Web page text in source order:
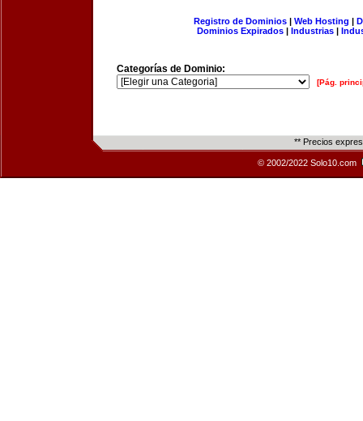
Registro de Dominios| Web Hosting |
Dominios Expirados | Industrias |
Categorías de Dominio:
[Pág.
** Precios
© 2002/2022 Solo10.com